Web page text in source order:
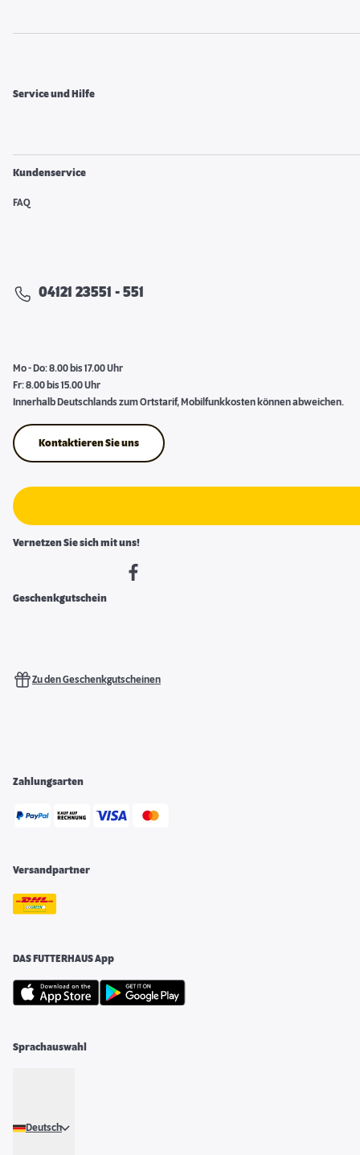
Service und Hilfe
Kundenservice
FAQ
04121 23551 - 551
Mo - Do: 8.00 bis 17.00 Uhr
Fr: 8.00 bis 15.00 Uhr
Innerhalb Deutschlands zum Ortstarif, Mobilfunkkosten können abweichen.
Kontaktieren Sie uns
Vernetzen Sie sich mit uns!
Geschenkgutschein
Zu den Geschenkgutscheinen
Zahlungsarten
Versandpartner
DAS FUTTERHAUS App
Sprachauswahl
Deutsch